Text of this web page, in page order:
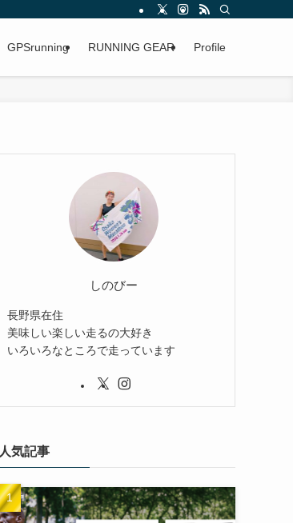
GPSrunning RUNNING GEAR Profile
しのびー
長野県在住
美味しい楽しい走るの大好き
いろいろなところで走っています
人気記事